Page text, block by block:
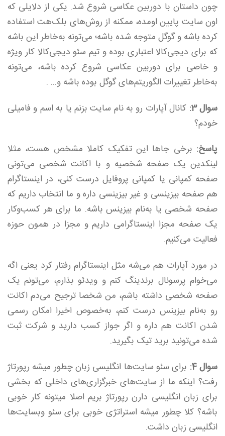
چون داستان‌ با دوربین عکاسی شروع شد. یکی از دلایلی که
اون سایت پایین اومده، ممکنه از روش‌های بلک‌هت استفاده
کرده باشه و گوگل متوجه شده باشه؛ می‌تونه به‌خاطر این باشه
که برای دیجی‌کالا اعتباری بوده و تیم سئو دیجی‌کالا کار ویژه
و خاصی برای دوربین عکاسی شروع کرده باشه، می‌تونه
به‌خاطر تغییرات الگوریتم‌های گوگل بوده باشه و... .
سوال 3:
کانال آپارات رو به نام سایت بزنم یا به اسم و فامیلی
خودم؟
پاسخ: برخی جاها این تفکیک کاملا مشخص هست، مثلا
لینکدین یک صفحه شخصیه و با اکانت شخصی می‌تونی
صفحه کمپانی یا کمپانی پروفایل درست کنی، در اینستاگرام
هم صفحه بیزینسی و غیر بیزینسی داره و ما انتخاب داریم که
صفحه شخصی یا به‌نام بیزینس باشه. ما برای هر کسب‌و‌کار
یک صفحه مجزا اینستاگرامی داریم و مجزا در همون حوزه
فعالیت می‌کنیم.
در مورد آپارات هم می‌شه مثل اینستاگرام رفتار کرد یعنی اگه
می‌خوام پرسونال برندینگ کنم و ویدئو بذارم، می‌تونم یک
صفحه شخصی داشته باشم، من شخصا ترجیح می‌دم اکانت
رو به‌نام بیزینس درست کنم، به‌خصوص اخیرا امکان رسمی
شدن اکانت هم داره و اگر جواز کسب دارید و شرکت ثبت
شده می‌تونید برید تیک بگیرید.
سوال 4:
برای سئو سایت‌ها انگلیسی زبان چطور میشه رپورتاژ
رفت؟ اینکه ما از سایت‌های خبرگزاری‌های داخلی که بخشی
برای زبان انگلیسی دارن رپورتاژ بریم اصلا میتونه کار خوبی
باشه؟ کلا چطور میشه استراتژی خوبی برای سئو وبسایت‌ها
انگلیسی زبان داشت.